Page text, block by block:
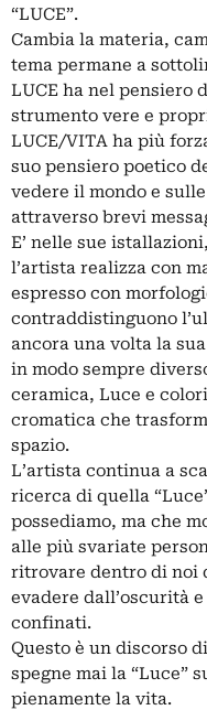
“LUCE”.
Cambia la materia,
tema permane a
LUCE ha nel pensiero
strumento vere e
LUCE/VITA ha più
suo pensiero poetico
vedere il mondo e
attraverso brevi
E’ nelle sue
l’artista realizza con
espresso con
contraddistinguono
ancora una volta la
in modo sempre
ceramica, Luce e
cromatica che
spazio.
L’artista continua a
ricerca di quella
possediamo, ma che
alle più svariate
ritrovare dentro di noi
evadere dall’oscurità
confinati.
Questo è un discorso
spegne mai la “Luce”
pienamente la vita.